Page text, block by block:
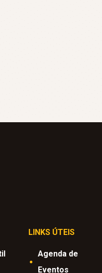
LINKS ÚTEIS
Agenda de
Eventos